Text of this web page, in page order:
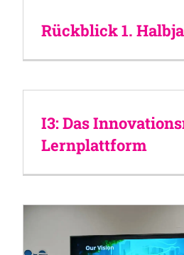
Rückblick 1.
I3: Das
Lernplattform